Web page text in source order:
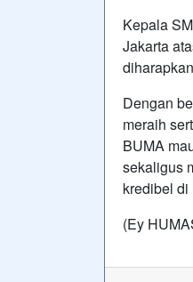
Kepala
Jakarta
Dengan
meraih
BUMA
sekaligus
kredibel di
(Ey